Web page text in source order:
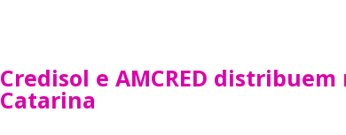
Credisol e AMCRED
Catarina